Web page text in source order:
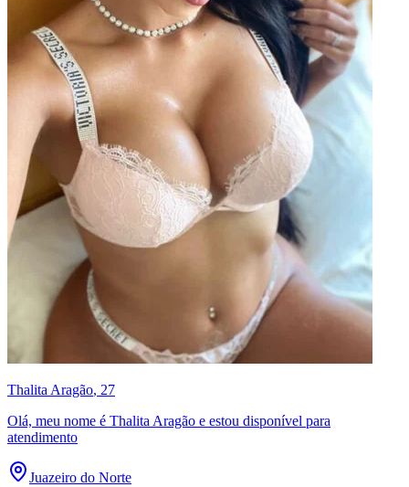
Thalita Aragão, 27
Olá, meu nome é Thalita Aragão e estou disponível para
atendimento
Juazeiro do Norte